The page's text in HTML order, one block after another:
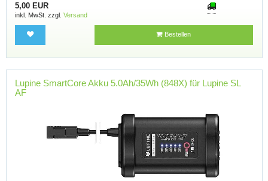
5,00 EUR
inkl. MwSt. zzgl. Versand
Bestellen
Lupine SmartCore Akku 5.0Ah/35Wh (848X) für Lupine SL
AF